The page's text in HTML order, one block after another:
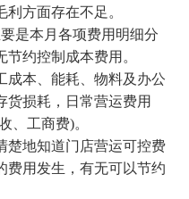
方面存在不足。
本月各项费用明细分
约控制成本费用。
本、能耗、物料及办公
货损耗，日常营运费用
、工商费)。
地知道门店营运可控费
费用发生，有无可以节约